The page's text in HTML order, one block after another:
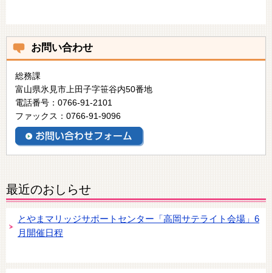
お問い合わせ
総務課
富山県氷見市上田子字笹谷内50番地
電話番号：0766-91-2101
ファックス：0766-91-9096
最近のおしらせ
とやまマリッジサポートセンター「高岡サテライト会場」6
月開催日程